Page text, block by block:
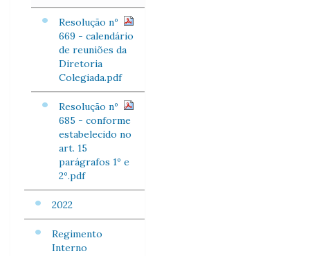
Resolução nº
669 - calendário
de reuniões da
Diretoria
Colegiada.pdf
Resolução nº
685 - conforme
estabelecido no
art. 15
parágrafos 1º e
2º.pdf
2022
Regimento
Interno